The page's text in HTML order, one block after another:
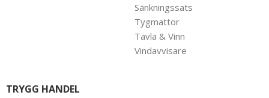
Sänkningssats
Tygmattor
Tävla & Vinn
Vindavvisare
TRYGG HANDEL